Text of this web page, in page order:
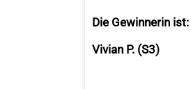
Die Gewinnerin ist:
Vivian P. (S3)